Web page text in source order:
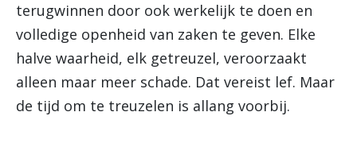
terugwinnen door ook werkelijk te doen en
volledige openheid van zaken te geven. Elke
halve waarheid, elk getreuzel, veroorzaakt
alleen maar meer schade. Dat vereist lef. Maar
de tijd om te treuzelen is allang voorbij.